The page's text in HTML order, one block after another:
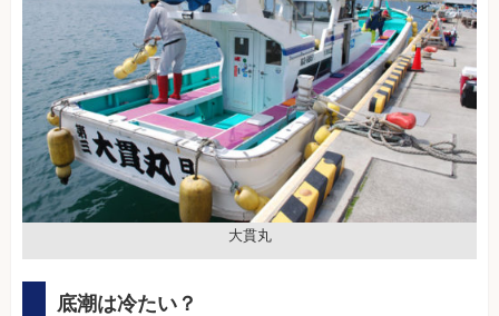
大貫丸
底潮は冷たい？